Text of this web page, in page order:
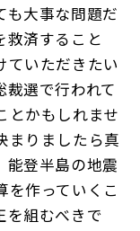
も大事な問題だ
救済すること
ていただきたい
裁選で行われて
とかもしれませ
まりましたら真
能登半島の地震
を作っていくこ
を組むべきで